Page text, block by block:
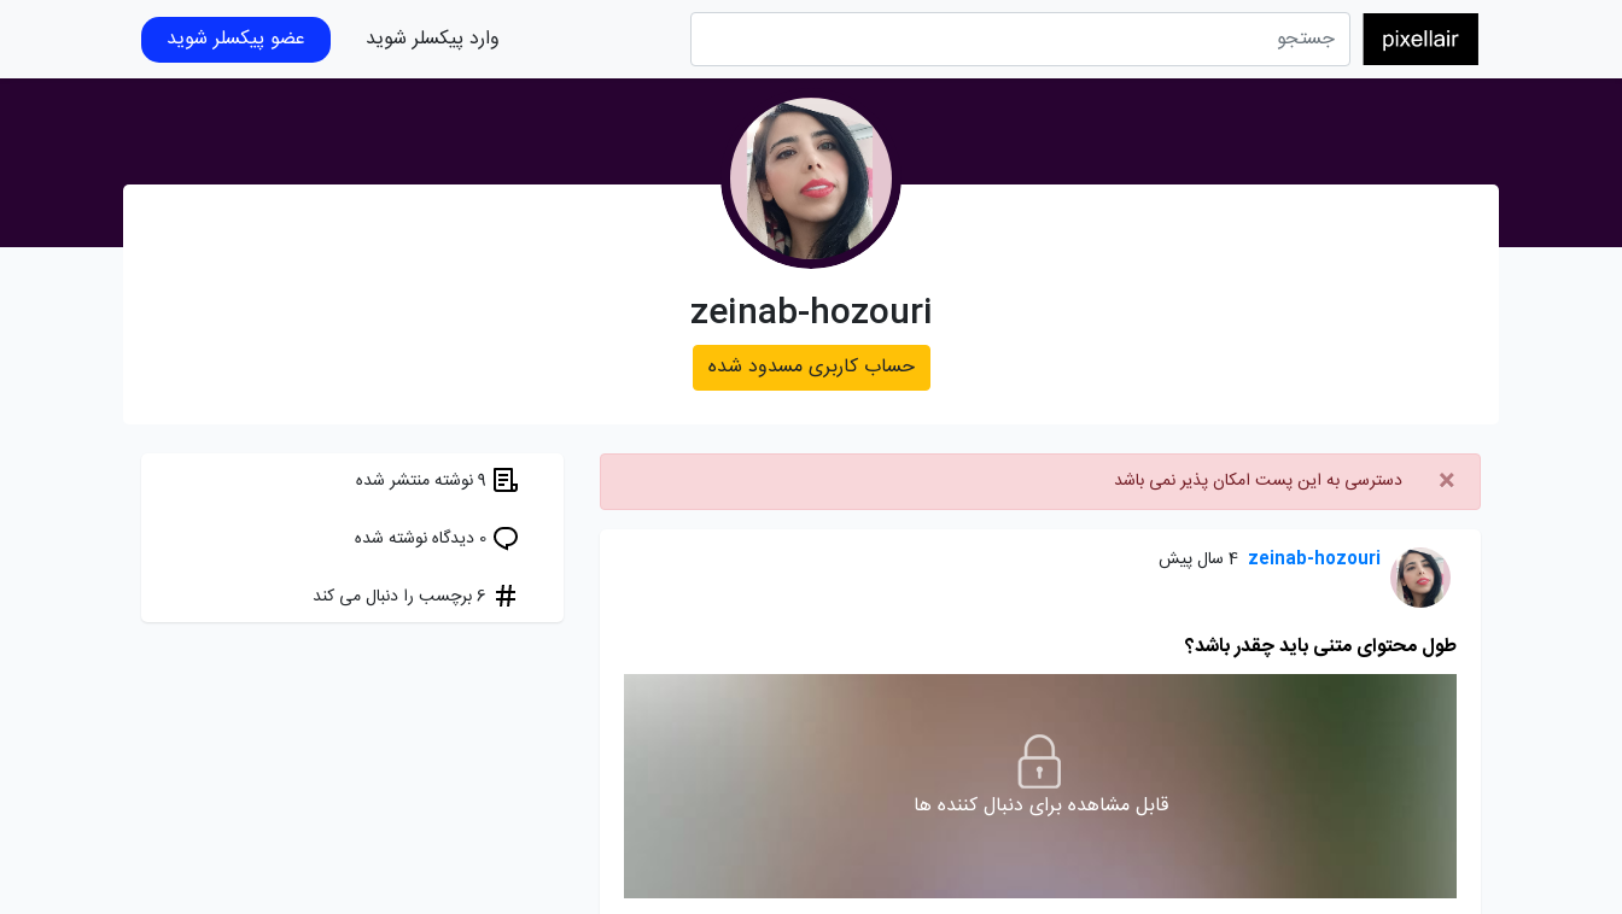
وارد پیکسلر شوید عضو پیکسلر شوید
zeinab-hozouri
حساب کاربری مسدود شده
× دسترسی به این پست امکان پذیر نمی باشد
zeinab-hozouri 4 سال پیش
طول محتوای متنی باید چقدر باشد؟
قابل مشاهده برای دنبال کننده ها